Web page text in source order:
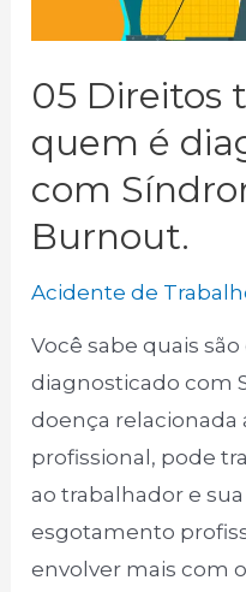
05 Direitos
quem é
com
Burnout.
Acidente de
Você sabe quais
diagnosticado com
doença
profissional, pode
ao trabalhador e
esgotamento
envolver mais com